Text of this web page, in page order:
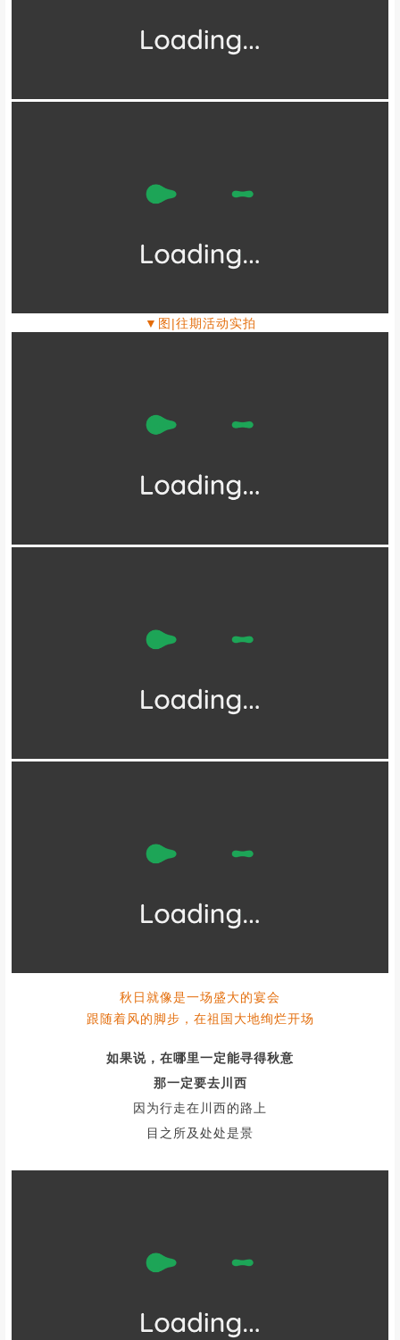
▼图|往期活动实拍
秋日就像是一场盛大的宴会
跟随着风的脚步，在祖国大地绚烂开场
如果说，在哪里一定能寻得秋意
那一定要去川西
因为行走在川西的路上
目之所及处处是景